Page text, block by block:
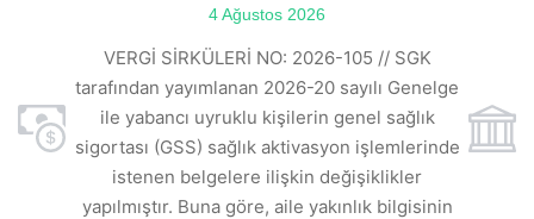
4 Ağustos 2026
VERGİ SİRKÜLERİ NO: 2026-105 // SGK
tarafından yayımlanan 2026-20 sayılı Genelge
ile yabancı uyruklu kişilerin genel sağlık
sigortası (GSS) sağlık aktivasyon işlemlerinde
istenen belgelere ilişkin değişiklikler
yapılmıştır. Buna göre, aile yakınlık bilgisinin